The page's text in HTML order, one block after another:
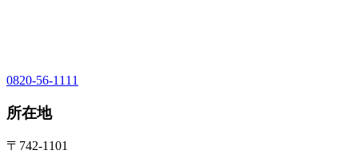
0820-56-1111
所在地
〒742-1101